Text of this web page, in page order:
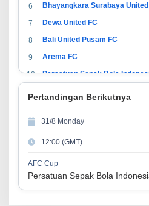
6
Bhayangkara Surabaya United
7
Dewa United FC
8
Bali United Pusam FC
9
Arema FC
10
13
14
Madura United FC
15
Persatuan Sepakbola Makassar
16
Persis Solo
Semen Padang FC
Pertandingan Berikutnya
31/8 Monday
12:00 (GMT)
AFC Cup